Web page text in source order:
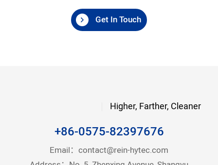
Get In Touch
Higher, Farther, Cleaner
+86-0575-82397676
Email： contact@rein-hytec.com